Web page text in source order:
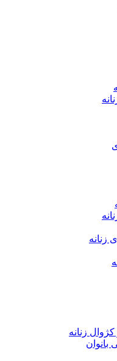
زنانه
زنانه